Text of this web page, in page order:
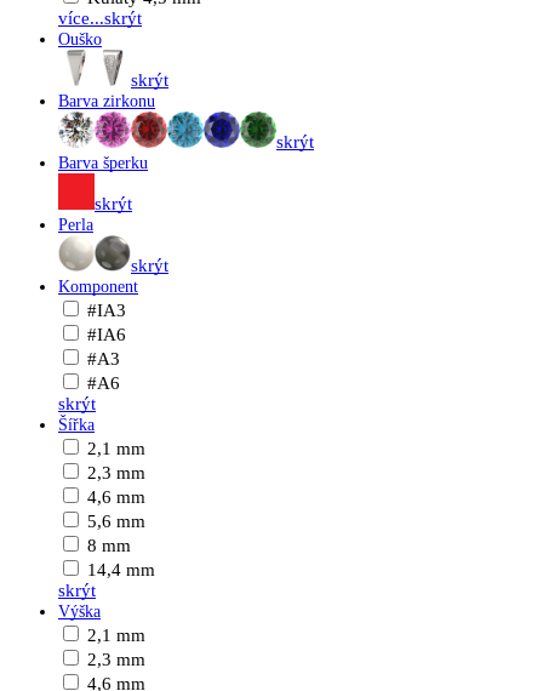
více...skrýt
Ouško
skrýt
Barva zirkonu
skrýt
Barva šperku
skrýt
Perla
skrýt
Komponent
#IA3
#IA6
#A3
#A6
skrýt
Šířka
2,1 mm
2,3 mm
4,6 mm
5,6 mm
8 mm
14,4 mm
skrýt
Výška
2,1 mm
2,3 mm
4,6 mm